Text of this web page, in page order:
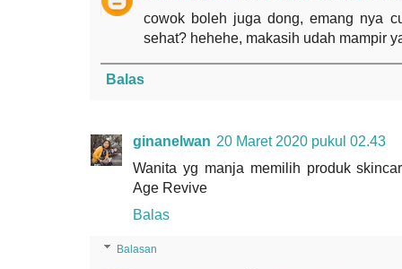
cowok boleh juga dong, emang nya
sehat? hehehe, makasih udah mampir
Balas
ginanelwan 20 Maret 2020 pukul 02.43
Wanita yg manja memilih produk
Age Revive
Balas
Balasan